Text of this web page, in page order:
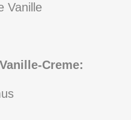
Vanille
Creme: